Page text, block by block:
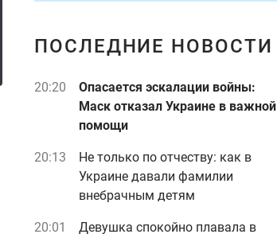
ПОСЛЕДНИЕ НОВОСТИ
20:20
Опасается эскалации войны:
Маск отказал Украине в важной
помощи
20:13
Не только по отчеству: как в
Украине давали фамилии
внебрачным детям
20:01
Девушка спокойно плавала в